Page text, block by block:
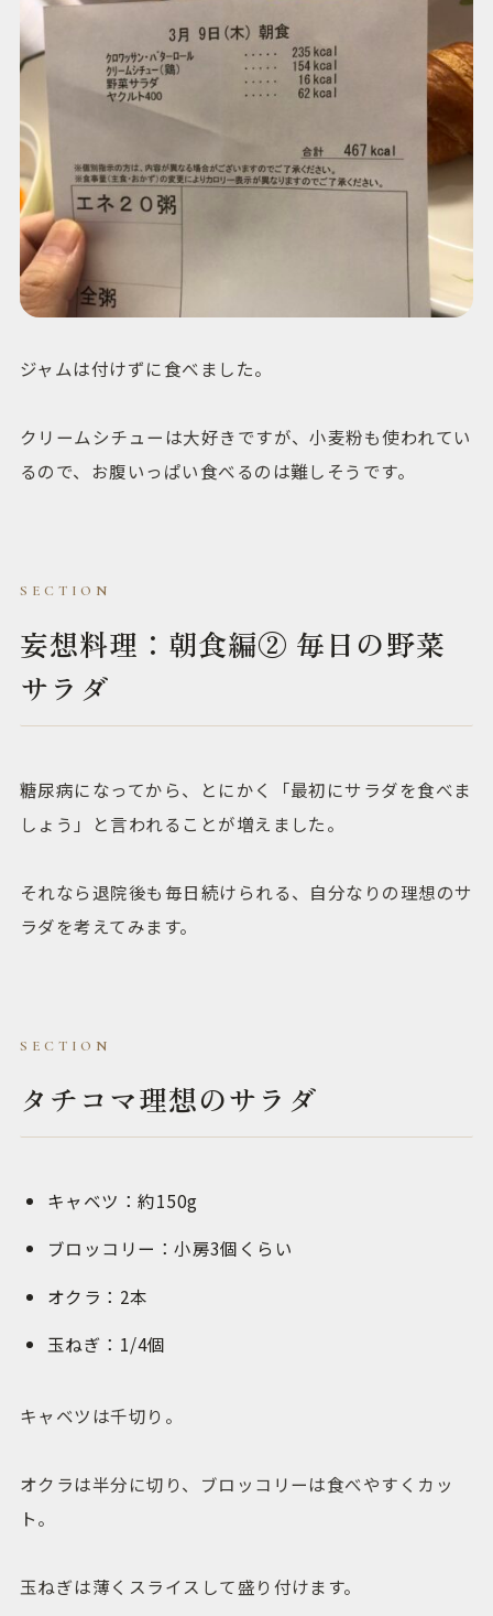
ジャムは付けずに食べました。
クリームシチューは大好きですが、小麦粉も使われてい
るので、お腹いっぱい食べるのは難しそうです。
妄想料理：朝食編② 毎日の野菜
サラダ
糖尿病になってから、とにかく「最初にサラダを食べま
しょう」と言われることが増えました。
それなら退院後も毎日続けられる、自分なりの理想のサ
ラダを考えてみます。
タチコマ理想のサラダ
キャベツ：約150g
ブロッコリー：小房3個くらい
オクラ：2本
玉ねぎ：1/4個
キャベツは千切り。
オクラは半分に切り、ブロッコリーは食べやすくカッ
ト。
玉ねぎは薄くスライスして盛り付けます。